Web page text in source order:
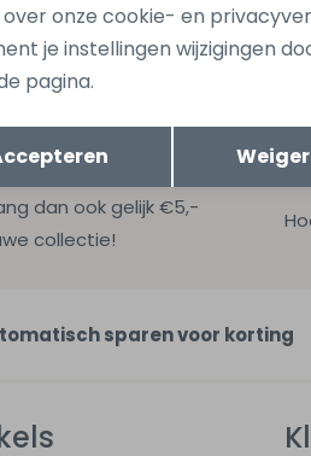
dan ook gelijk €5,-
collectie!
sparen voor korting
Terug
onze cookie- en
je instellingen wijzigingen
pagina.